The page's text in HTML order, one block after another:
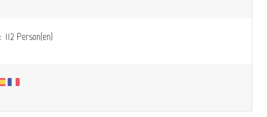
112 Person(en)